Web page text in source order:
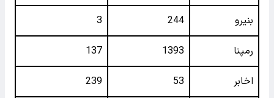
بنیرو 244
3
رمپنا 1393
137
اخابر 53
239